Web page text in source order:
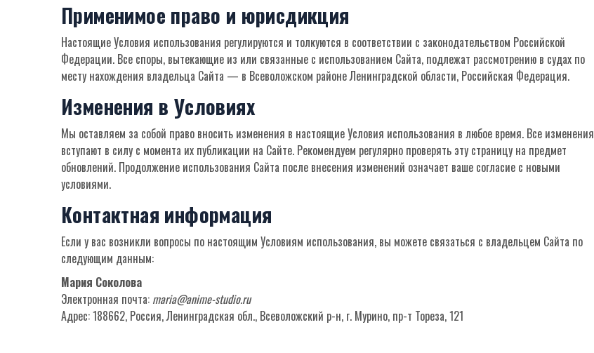
Применимое право и юрисдикция
Настоящие Условия использования регулируются и толкуются в соответствии с законодательством Российской
Федерации. Все споры, вытекающие из или связанные с использованием Сайта, подлежат рассмотрению в судах по
месту нахождения владельца Сайта — в Всеволожском районе Ленинградской области, Российская Федерация.
Изменения в Условиях
Мы оставляем за собой право вносить изменения в настоящие Условия использования в любое время. Все изменения
вступают в силу с момента их публикации на Сайте. Рекомендуем регулярно проверять эту страницу на предмет
обновлений. Продолжение использования Сайта после внесения изменений означает ваше согласие с новыми
условиями.
Контактная информация
Если у вас возникли вопросы по настоящим Условиям использования, вы можете связаться с владельцем Сайта по
следующим данным:
Мария Соколова
Электронная почта: maria@anime-studio.ru
Адрес: 188662, Россия, Ленинградская обл., Всеволожский р-н, г. Мурино, пр-т Тореза, 121